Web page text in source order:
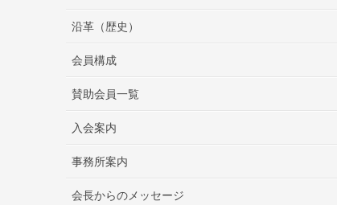
沿革（歴史）
会員構成
賛助会員一覧
入会案内
事務所案内
会長からのメッセージ